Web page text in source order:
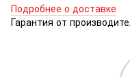
Подробнее о доставке
Гарантия от